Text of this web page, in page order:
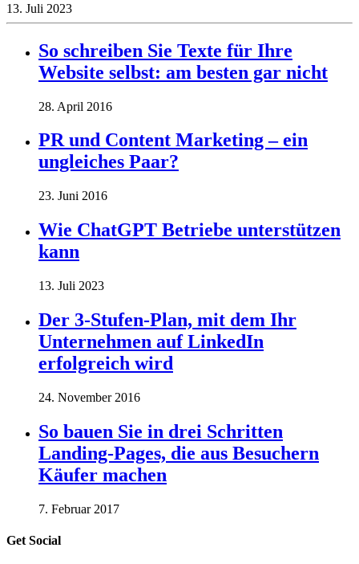
13. Juli 2023
So schreiben Sie Texte für Ihre
Website selbst: am besten gar nicht
28. April 2016
PR und Content Marketing – ein
ungleiches Paar?
23. Juni 2016
Wie ChatGPT Betriebe unterstützen
kann
13. Juli 2023
Der 3-Stufen-Plan, mit dem Ihr
Unternehmen auf LinkedIn
erfolgreich wird
24. November 2016
So bauen Sie in drei Schritten
Landing-Pages, die aus Besuchern
Käufer machen
7. Februar 2017
Get Social